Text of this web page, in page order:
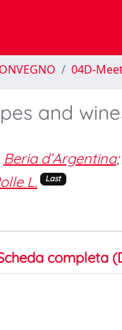
04D-
and
Beria d’Argentina;
L. Last
completa